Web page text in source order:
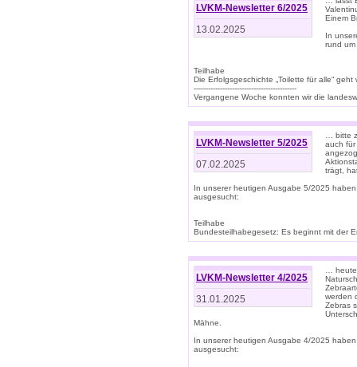
LVKM-Newsletter 6/2025
13.02.2025
Einem
In
rund
Teilhabe
Die Erfolgsgeschichte „Toilette für alle“
-------------------------------------------
Vergangene Woche konnten wir die
LVKM-Newsletter 5/2025
07.02.2025
… bitte
auch für
trägt,
In unserer heutigen Ausgabe 5/2025
ausgesucht:
Teilhabe
Bundesteilhabegesetz: Es beginnt mit der
LVKM-Newsletter 4/2025
31.01.2025
…
werden
Zebras
Mähne.
In unserer heutigen Ausgabe 4/2025
ausgesucht: